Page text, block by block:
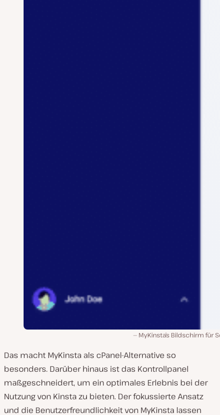
MyKinsta’s Bildschirm für
Das macht MyKinsta als cPanel-Alternative so
besonders. Darüber hinaus ist das Kontrollpanel
maßgeschneidert, um ein optimales Erlebnis bei der
Nutzung von Kinsta zu bieten. Der fokussierte Ansatz
und die Benutzerfreundlichkeit von MyKinsta lassen